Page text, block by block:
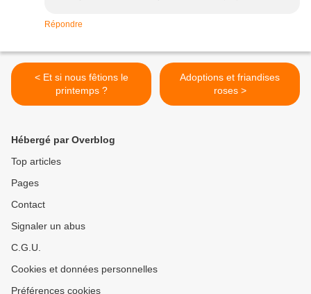
Répondre
< Et si nous fêtions le
printemps ?
Adoptions et friandises
roses >
Hébergé par Overblog
Top articles
Pages
Contact
Signaler un abus
C.G.U.
Cookies et données personnelles
Préférences cookies